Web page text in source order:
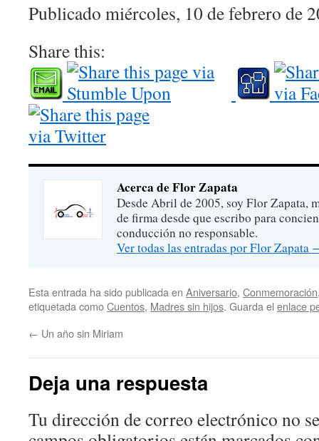
Publicado miércoles, 10 de febrero de
Share this:
Acerca de Flor Zapata
Desde Abril de 2005, soy Flor Zapata,
de firma desde que escribo para
conducción no responsable.
Ver todas las entradas por Flor Zapata
Esta entrada ha sido publicada en Aniversario, Conmemoración
etiquetada comoCuentos, Madres sin hijos. Guarda el enlace
← Un año sin Miriam
Deja una respuesta
Tu dirección de correo electrónico no